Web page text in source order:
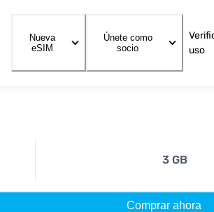
Nueva
eSIM
Únete como
socio
uso
3 GB
Comprar ahora